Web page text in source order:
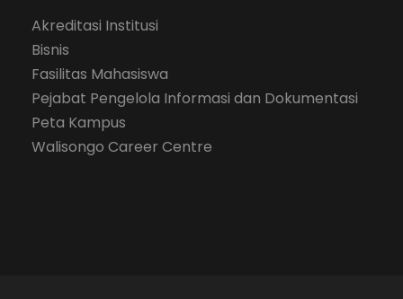
Akreditasi Institusi
Bisnis
Fasilitas Mahasiswa
Pejabat Pengelola Informasi dan Dokumentasi
Peta Kampus
Walisongo Career Centre